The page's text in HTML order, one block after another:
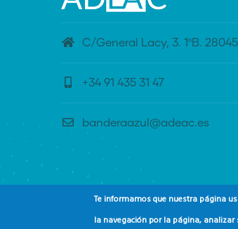
C/General Lacy, 3. 1ºB.
+34 91 435 31 47
banderaazul@adeac.es
Te informamos que nuestra página
la navegación por la página, analizar